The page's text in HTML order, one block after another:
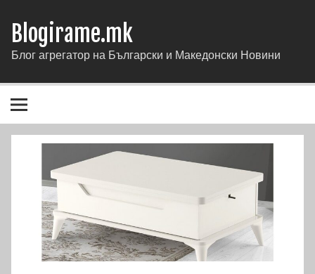
Blogirame.mk
Блог агрегатор на Български и Македонски Новини